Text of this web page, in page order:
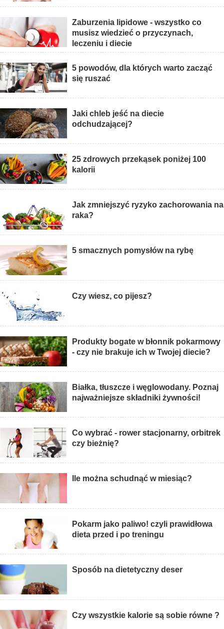
Zaburzenia lipidowe - wszystko co
musisz wiedzieć o przyczynach,
leczeniu i diecie
5 powodów, dla których warto zacząć
się ruszać
Jaki chleb jeść na diecie
odchudzającej?
25 zdrowych przekąsek poniżej 100
kalorii
Jak zmniejszyć ryzyko zachorowania na
raka?
5 smacznych pomysłów na rybę
Czy wiesz, co pijesz?
Produkty bogate w błonnik pokarmowy
- czy nie brakuje ich w Twojej diecie?
Białka, tłuszcze i węglowodany. Poznaj
najważniejsze składniki żywności!
Co wybrać - rower stacjonarny, orbitrek
czy bieżnię?
Ile można schudnąć w miesiąc?
Pokarm jako paliwo! czyli prawidłowa
dieta przed i po treningu
Sposób na dietetyczny deser
Czy wszystkie kalorie są sobie równe ?